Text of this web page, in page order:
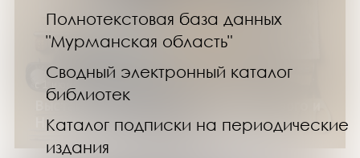
Полнотекстовая база данных
"Мурманская область"
Сводный электронный каталог
библиотек
Каталог подписки на периодические
издания
с 1 июля по 30 сентября 2026 года
Выставка изданий «Изобретения Нового и
Новейшего времени»